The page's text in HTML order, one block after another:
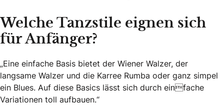
Welche Tanzstile eignen sich
für Anfänger?
„Eine einfache Basis bietet der Wiener Walzer, der
langsame Walzer und die Karree Rumba oder ganz simpel
ein Blues. Auf diese Basics lässt sich durch einfache
Variationen toll aufbauen.“